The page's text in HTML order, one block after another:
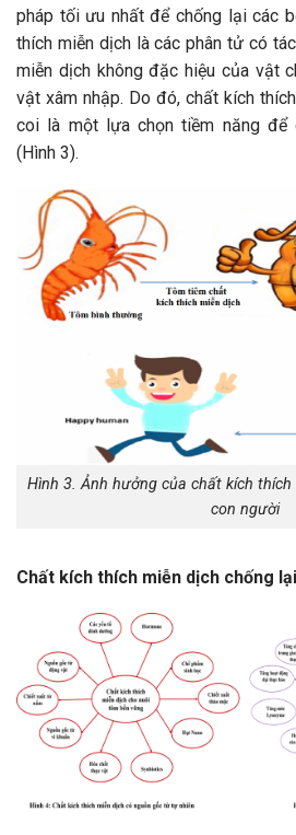
pháp tối ưu nhất để chống lại các
thích miễn dịch là các phân tử có
miễn dịch không đặc hiệu của vật
vật xâm nhập. Do đó, chất kích
coi là một lựa chọn tiềm năng
(Hình 3).
Hình 3. Ảnh hưởng của chất kích
con người
Chất kích thích miễn dịch chống